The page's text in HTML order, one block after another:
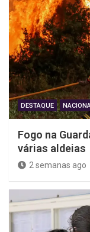
DESTAQUE
Fogo na
várias aldeias
2 semanas ago